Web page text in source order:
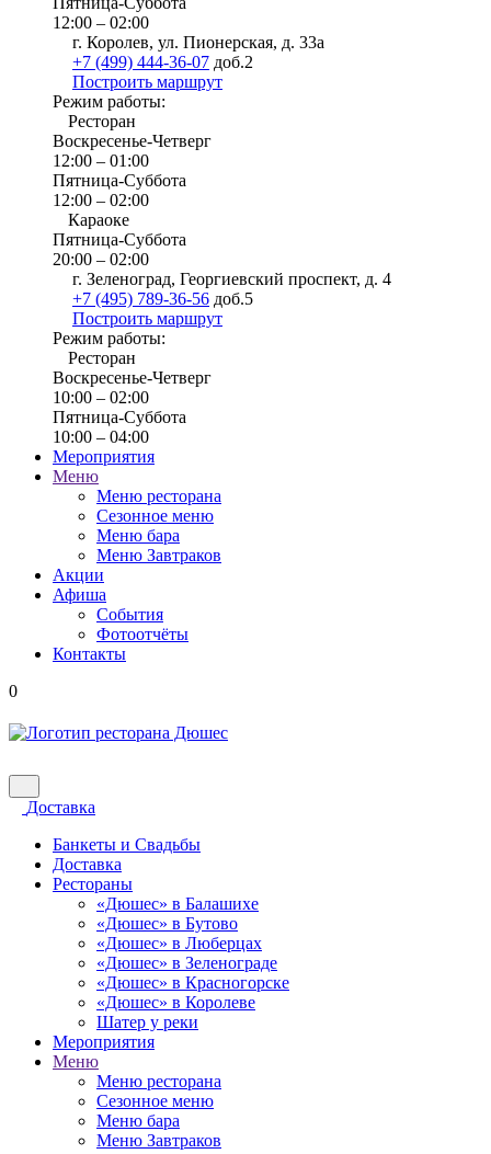
12:00 – 02:00
г. Королев, ул. Пионерская, д. 33а
+7 (499) 444-36-07 доб.2
Построить маршрут
Режим работы:
Ресторан
Воскресенье-Четверг
12:00 – 01:00
Пятница-Суббота
12:00 – 02:00
Караоке
Пятница-Суббота
20:00 – 02:00
г. Зеленоград, Георгиевский проспект, д. 4
+7 (495) 789-36-56 доб.5
Построить маршрут
Режим работы:
Ресторан
Воскресенье-Четверг
10:00 – 02:00
Пятница-Суббота
10:00 – 04:00
Мероприятия
Меню
Меню ресторана
Сезонное меню
Меню бара
Меню Завтраков
Акции
Афиша
События
Фотоотчёты
Контакты
0
Доставка
Банкеты и Свадьбы
Доставка
Рестораны
«Дюшес» в Балашихе
«Дюшес» в Бутово
«Дюшес» в Люберцах
«Дюшес» в Зеленограде
«Дюшес» в Красногорске
«Дюшес» в Королеве
Шатер у реки
Мероприятия
Меню
Меню ресторана
Сезонное меню
Меню бара
Меню Завтраков